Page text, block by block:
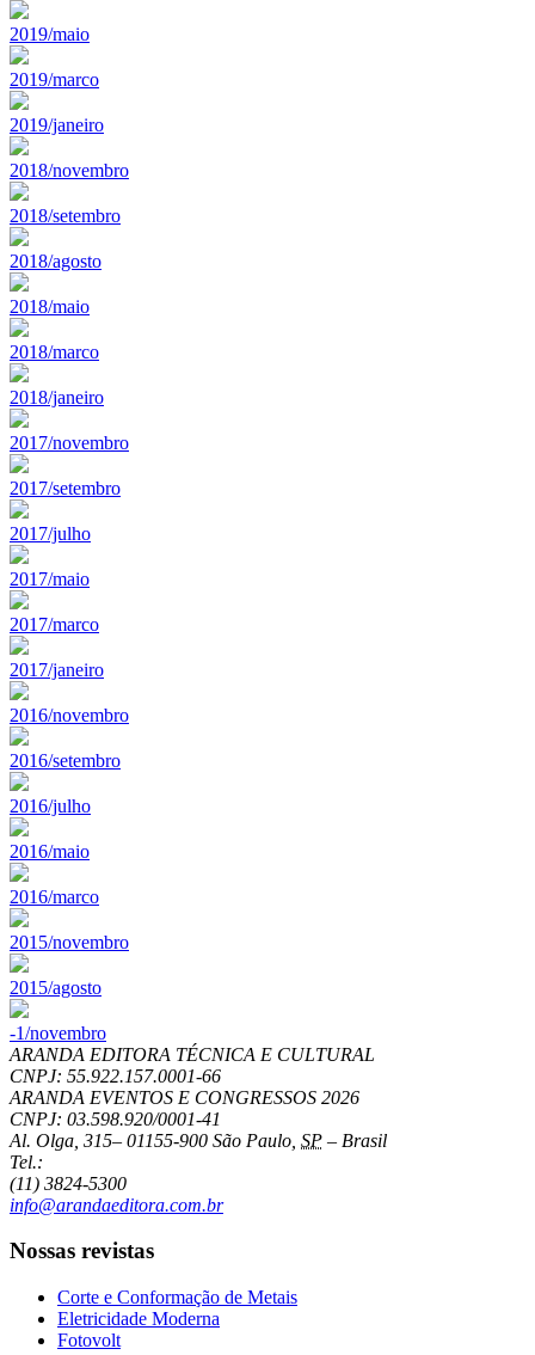
2019/maio
2019/marco
2019/janeiro
2018/novembro
2018/setembro
2018/agosto
2018/maio
2018/marco
2018/janeiro
2017/novembro
2017/setembro
2017/julho
2017/maio
2017/marco
2017/janeiro
2016/novembro
2016/setembro
2016/julho
2016/maio
2016/marco
2015/novembro
2015/agosto
-1/novembro
ARANDA EDITORA TÉCNICA E CULTURAL
CNPJ: 55.922.157.0001-66
ARANDA EVENTOS E CONGRESSOS 2026
CNPJ: 03.598.920/0001-41
Al. Olga, 315– 01155-900 São Paulo SP – Brasil
Tel.:
(11) 3824-5300
info@arandaeditora.com.br
Nossas revistas
Corte e Conformação de Metais
Eletricidade Moderna
Fotovolt